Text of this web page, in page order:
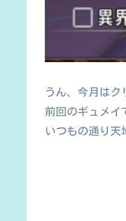
うん、今月はク
前回のギュメイ
いつもの通り天